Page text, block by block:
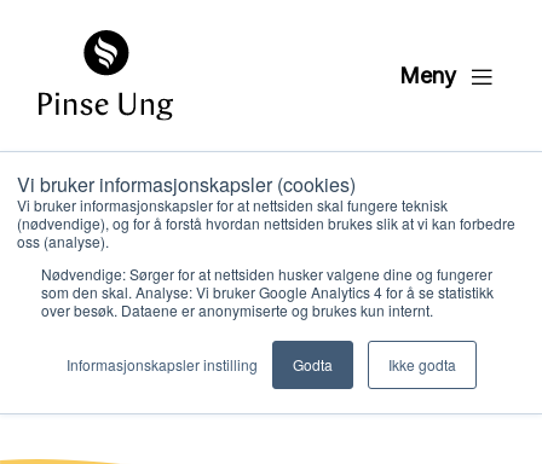
Vi bruker informasjonskapsler (cookies)
Vi bruker informasjonskapsler for at nettsiden skal fungere teknisk
(nødvendige), og for å forstå hvordan nettsiden brukes slik at vi kan forbedre
oss (analyse).
Nødvendige: Sørger for at nettsiden husker valgene dine og fungerer
som den skal. Analyse: Vi bruker Google Analytics 4 for å se statistikk
over besøk. Dataene er anonymiserte og brukes kun internt.
Informasjonskapsler instilling Godta Ikke godta
Meny
Leksjon 14: Gi det
videre
PER KRISTIAN LØVE
Hva vi gjør